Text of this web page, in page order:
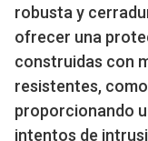
robusta y
ofrecer una
construidas con
resistentes,
proporcionando
intentos de